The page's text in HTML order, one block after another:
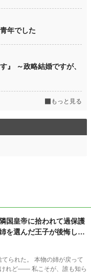
年でした
』 ～政略結婚ですが、
もっと見る
国皇帝に拾われて過保護
を選んだ王子が後悔して
の姉が戻って